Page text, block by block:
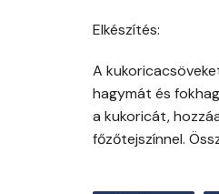
Elkészítés:
A
hagymát és
a kukoricát,
főzőtejszínnel.